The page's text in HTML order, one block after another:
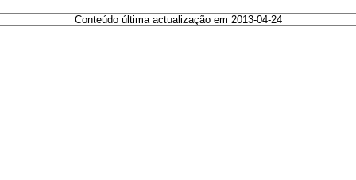
Conteúdo última actualização em 2013-04-24